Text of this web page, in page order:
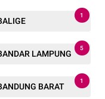
1
LAMPUNG
5
BARAT
1